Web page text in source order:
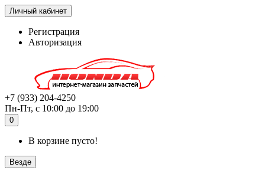
Личный кабинет
Регистрация
Авторизация
+7 (933) 204-4250
Пн-Пт, с 10:00 до 19:00
0
В корзине пусто!
Везде